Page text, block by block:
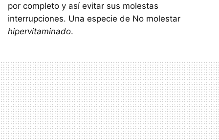
por completo y así evitar sus molestas
interrupciones. Una especie de No molestar
hipervitaminado.